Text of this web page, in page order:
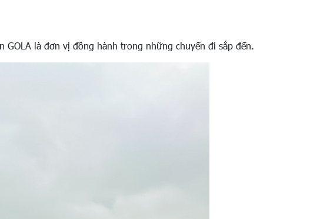
GOLA là đơn vị đồng hành trong những chuyến đi sắp đến.